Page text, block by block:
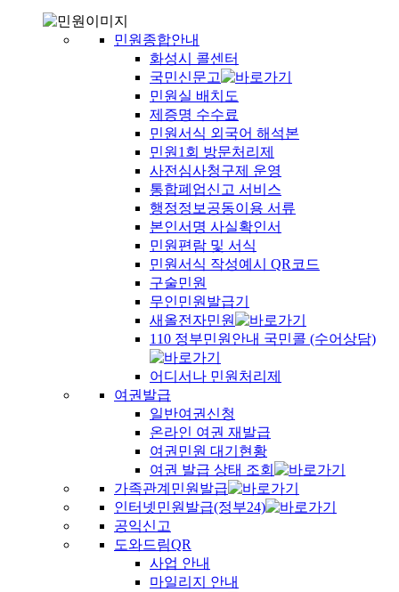
민원종합안내
화성시 콜센터
국민신문고
민원실 배치도
제증명 수수료
민원서식 외국어 해석본
민원1회 방문처리제
사전심사청구제 운영
통합폐업신고 서비스
행정정보공동이용 서류
본인서명 사실확인서
민원편람 및 서식
민원서식 작성예시 QR코드
구술민원
무인민원발급기
새올전자민원
110 정부민원안내 국민콜 (수어상담)
어디서나 민원처리제
여권발급
일반여권신청
온라인 여권 재발급
여권민원 대기현황
여권 발급 상태 조회
가족관계민원발급
인터넷민원발급(정부24)
공익신고
도와드림QR
사업 안내
마일리지 안내